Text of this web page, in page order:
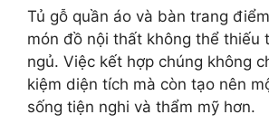
Tủ gỗ quần áo và bàn trang
món đồ nội thất không thể thiếu
ngủ. Việc kết hợp chúng không
kiệm diện tích mà còn tạo nên
sống tiện nghi và thẩm mỹ hơn.